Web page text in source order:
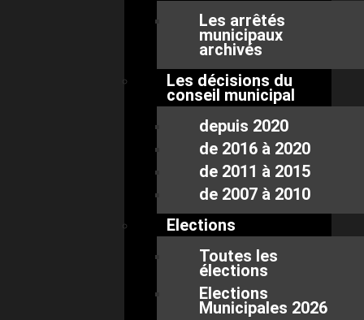
Les arrêtés
municipaux
archivés
Les décisions du
conseil municipal
depuis 2020
de 2016 à 2020
de 2011 à 2015
de 2007 à 2010
Elections
Toutes les
élections
Elections
Municipales 2026